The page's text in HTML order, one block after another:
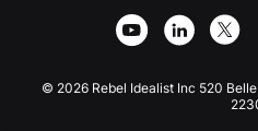
Partenariat d'affiliation
Bibliothèque
Application de don Webflow
Don Joomla
© 2026 Rebel Idealist Inc 520